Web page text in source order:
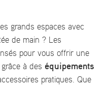
grands espaces avec
de main ? Les
pour vous offrir une
à des équipements
pratiques. Que